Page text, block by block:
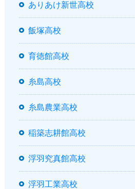
ありあけ新世高校
飯塚高校
育徳館高校
糸島高校
糸島農業高校
稲築志耕館高校
浮羽究真館高校
浮羽工業高校